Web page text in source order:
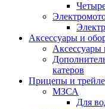
Аксессуары и
Аксессуары
катеров
Прицепы и
МЗСА
Для